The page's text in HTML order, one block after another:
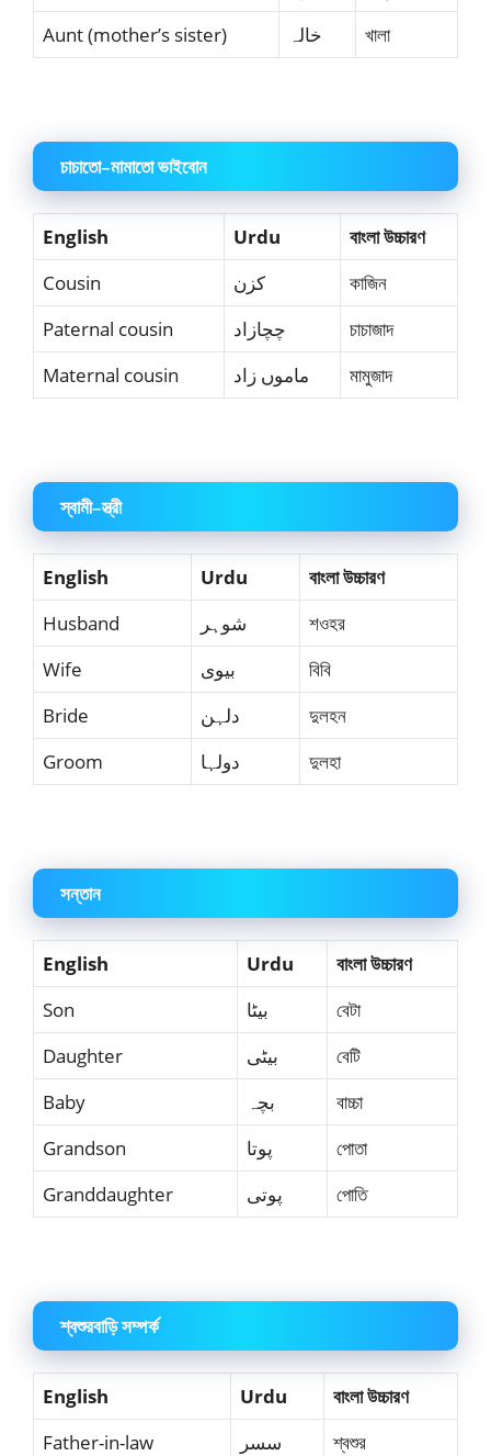
Aunt (mother’s sister)
خالہ খালা
চাচাতো–মামাতো ভাইবোন
English Urdu
বাংলা উচ্চারণ
Cousin
کزن
কাজিন
Paternal cousin
چچازاد
চাচাজাদ
Maternal cousin
ماموں زاد মামুজাদ
স্বামী–স্ত্রী
English Urdu
বাংলা উচ্চারণ
Husband
شوہر
শওহর
Wife
بیوی
বিবি
Bride
دلہن
দুলহন
Groom
دولہا দুলহা
সন্তান
English Urdu
বাংলা উচ্চারণ
Son
بیٹا
বেটা
Daughter
بیٹی
বেটি
Baby
بچہ
বাচ্চা
Grandson
پوتا
পোতা
Granddaughter
پوتی পোতি
শ্বশুরবাড়ি সম্পর্ক
English Urdu
বাংলা উচ্চারণ
Father-in-law
سسر
শ্বশুর